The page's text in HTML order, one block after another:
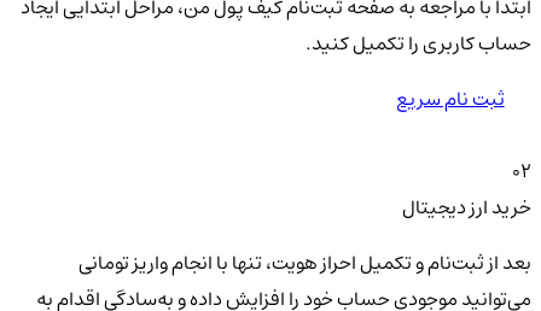
ابتدا با مراجعه به صفحه ثبت‌نام کیف‌ پول من، مراحل ابتدایی ایجاد
حساب کاربری را تکمیل کنید.
ثبت نام سریع
02
خرید ارز دیجیتال
بعد از ثبت‌نام و تکمیل احراز هویت، تنها با انجام واریز تومانی
می‌توانید موجودی حساب خود را افزایش داده و به‌سادگی اقدام به